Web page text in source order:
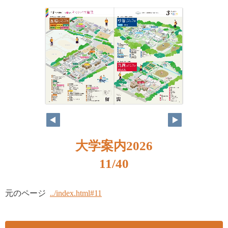
大学案内2026
11/40
元のページ ../index.html#11